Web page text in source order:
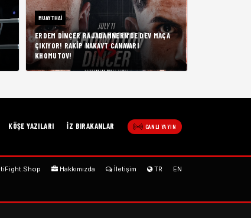
MUAYTHAI
ERDEM DINÇER RAJADAMNERN’DE DEV MAÇA
ÇIKIYOR! RAKIP NAKAVT CANAVARI
KHOMUTOV!
KÖŞE YAZILARI İZ BIRAKANLAR CANLI YAYIN
Hakkımızda İletişim TR EN